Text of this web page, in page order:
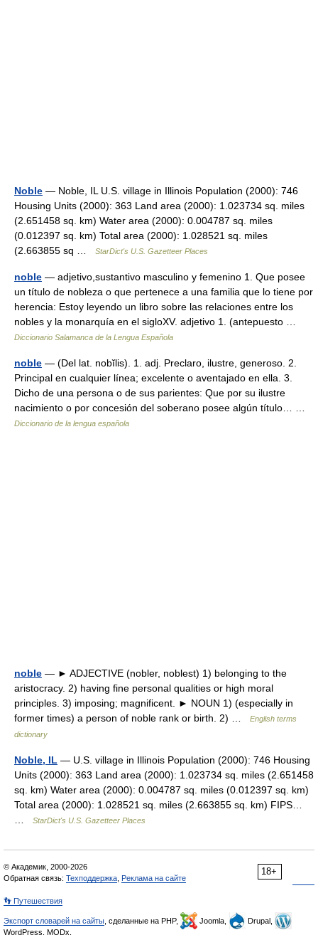
Noble — Noble, IL U.S. village in Illinois Population (2000): 746
Housing Units (2000): 363 Land area (2000): 1.023734 sq. miles
(2.651458 sq. km) Water area (2000): 0.004787 sq. miles
(0.012397 sq. km) Total area (2000): 1.028521 sq. miles
(2.663855 sq …
StarDict's U.S. Gazetteer Places
noble — adjetivo,sustantivo masculino y femenino 1. Que posee
un título de nobleza o que pertenece a una familia que lo tiene por
herencia: Estoy leyendo un libro sobre las relaciones entre los
nobles y la monarquía en el sigloXV. adjetivo 1. (antepuesto …
Diccionario Salamanca de la Lengua Española
noble — (Del lat. nobĭlis). 1. adj. Preclaro, ilustre, generoso. 2.
Principal en cualquier línea; excelente o aventajado en ella. 3.
Dicho de una persona o de sus parientes: Que por su ilustre
nacimiento o por concesión del soberano posee algún título… …
Diccionario de la lengua española
noble — ► ADJECTIVE (nobler, noblest) 1) belonging to the
aristocracy. 2) having fine personal qualities or high moral
principles. 3) imposing; magnificent. ► NOUN 1) (especially in
former times) a person of noble rank or birth. 2) …
English terms
dictionary
Noble, IL — U.S. village in Illinois Population (2000): 746 Housing
Units (2000): 363 Land area (2000): 1.023734 sq. miles (2.651458
sq. km) Water area (2000): 0.004787 sq. miles (0.012397 sq. km)
Total area (2000): 1.028521 sq. miles (2.663855 sq. km) FIPS…
StarDict's U.S. Gazetteer Places
18+
© Академик, 2000-2026
Обратная связь: Техподдержка Реклама на сайте
👣 Путешествия
Экспорт словарей на сайты , сделанные на PHP, Joomla,
Drupal,
WordPress, MODx.